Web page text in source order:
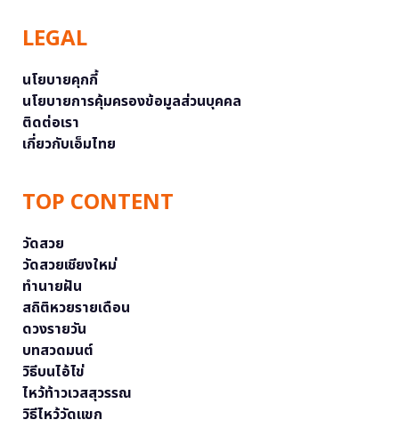
LEGAL
นโยบายคุกกี้
นโยบายการคุ้มครองข้อมูลส่วนบุคคล
ติดต่อเรา
เกี่ยวกับเอ็มไทย
TOP CONTENT
วัดสวย
วัดสวยเชียงใหม่
ทำนายฝัน
สถิติหวยรายเดือน
ดวงรายวัน
บทสวดมนต์
วิธีบนไอ้ไข่
ไหว้ท้าวเวสสุวรรณ
วิธีไหว้วัดแขก